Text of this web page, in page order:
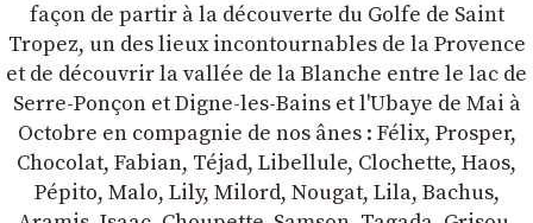
façon de partir à la découverte du Golfe de Saint
Tropez, un des lieux incontournables de la Provence
et de découvrir la vallée de la Blanche entre le lac de
Serre-Ponçon et Digne-les-Bains et l'Ubaye de Mai à
Octobre en compagnie de nos ânes : Félix, Prosper,
Chocolat, Fabian, Téjad, Libellule, Clochette, Haos,
Pépito, Malo, Lily, Milord, Nougat, Lila, Bachus,